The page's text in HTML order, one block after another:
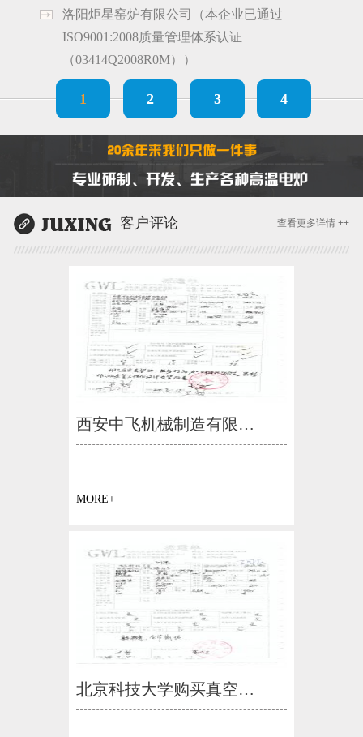
洛阳炬星窑炉有限公司（本企业已通过
ISO9001:2008质量管理体系认证
（03414Q2008R0M））
1 2 3 4
客户评论 查看更多详情 ++
西安中飞机械制造有限…
MORE+
北京科技大学购买真空…